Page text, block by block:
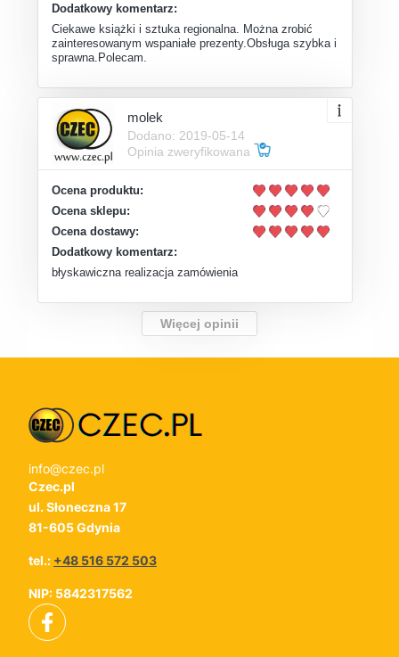
Dodatkowy komentarz:
Ciekawe książki i sztuka regionalna. Można zrobić
zainteresowanym wspaniałe prezenty.Obsługa szybka i
sprawna.Polecam.
molek
Dodano: 2019-05-14
Opinia zweryfikowana
Ocena produktu:
Ocena sklepu:
Ocena dostawy:
Dodatkowy komentarz:
błyskawiczna realizacja zamówienia
Więcej opinii
info@czec.pl
Czec.pl
ul. Słoneczna 17
81-605 Gdynia
tel.: +48 516 572 503
NIP: 5842317562